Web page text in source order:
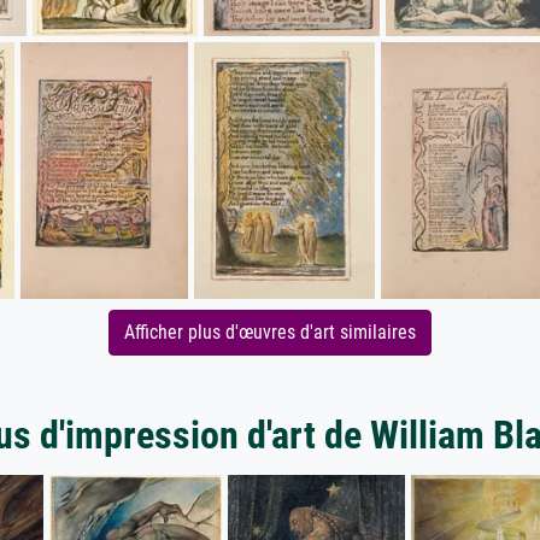
Afficher plus d'œuvres d'art similaires
d'impression d'art de William